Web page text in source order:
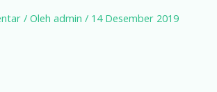
/ Olehadmin/ 14 Desember 2019